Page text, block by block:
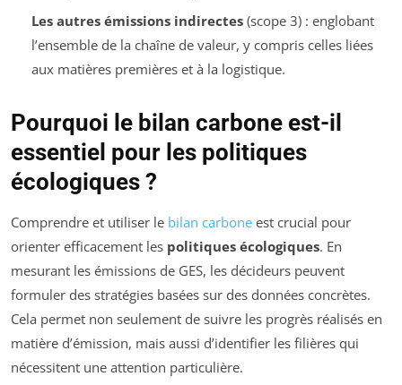
Les autres émissions indirectes(scope 3) : englobant
l’ensemble de la chaîne de valeur, y compris celles liées
aux matières premières et à la logistique.
Pourquoi le bilan carbone est-il
essentiel pour les politiques
écologiques ?
Comprendre et utiliser le bilan carbone est crucial pour
orienter efficacement les politiques écologiques. En
mesurant les émissions de GES, les décideurs peuvent
formuler des stratégies basées sur des données concrètes.
Cela permet non seulement de suivre les progrès réalisés en
matière d’émission, mais aussi d’identifier les filières qui
nécessitent une attention particulière.